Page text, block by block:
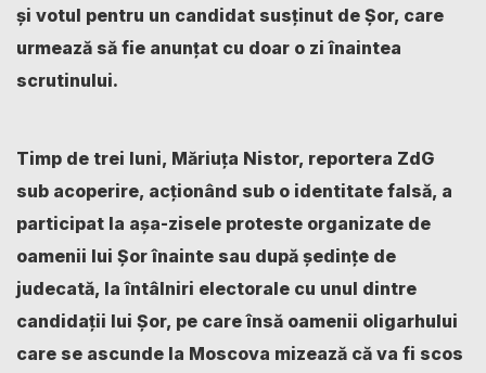
și votul pentru un candidat susținut de Șor, care
urmează să fie anunțat cu doar o zi înaintea
scrutinului.
Timp de trei luni, Măriuța Nistor, reportera ZdG
sub acoperire, acționând sub o identitate falsă, a
participat la așa-zisele proteste organizate de
oamenii lui Șor înainte sau după ședințe de
judecată, la întâlniri electorale cu unul dintre
candidații lui Șor, pe care însă oamenii oligarhului
care se ascunde la Moscova mizează că va fi scos